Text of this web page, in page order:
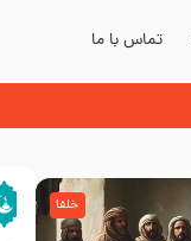
تماس با ما
خلفا